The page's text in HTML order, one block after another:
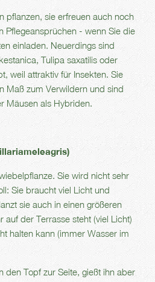
pflanzen, sie erfreuen auch noch
Pflegeansprüchen - wenn Sie die
einladen. Neuerdings sind
Tulipa saxatilis oder
weil attraktiv für Insekten. Sie
Maß zum Verwildern und sind
Mäusen als Hybriden.
Sie wird nicht sehr
Sie braucht viel Licht und
sie auch in einen größeren
auf der Terrasse steht (viel Licht)
halten kann (immer Wasser im
den Topf zur Seite, gießt ihn aber